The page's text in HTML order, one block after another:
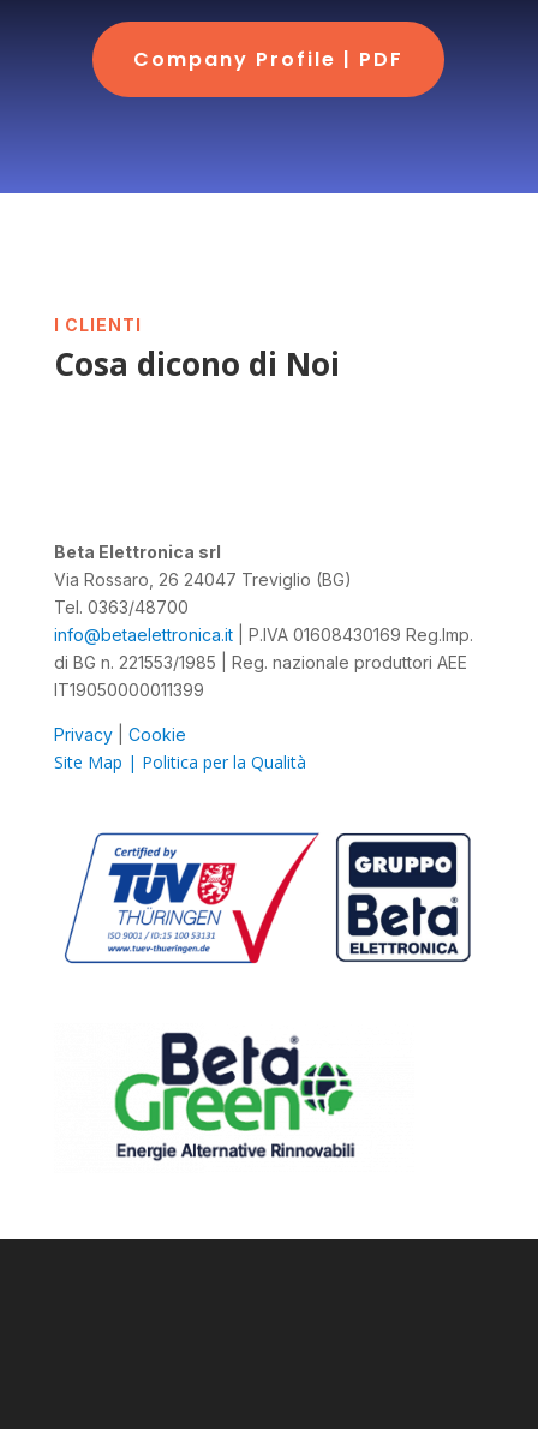
Company Profile | PDF
I CLIENTI
Cosa dicono di Noi
Beta Elettronica srl
Via Rossaro, 26 24047 Treviglio (BG)
Tel. 0363/48700
info@betaelettronica.it| P.IVA 01608430169 Reg.Imp.
di BG n. 221553/1985 | Reg. nazionale produttori AEE
IT19050000011399
Privacy| Cookie
Site Map | Politica per la Qualità